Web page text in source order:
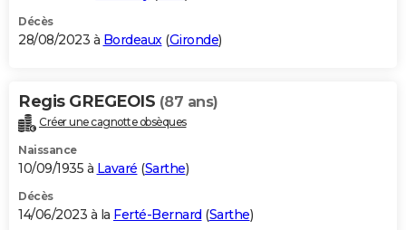
Décès
28/08/2023 à Bordeaux(Gironde)
Regis GREGEOIS (87 ans)
Créer une cagnotte obsèques
Naissance
10/09/1935 à Lavaré (Sarthe)
Décès
14/06/2023 à la Ferté-Bernard (Sarthe)